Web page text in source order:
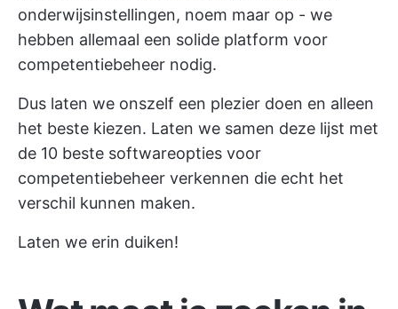
onderwijsinstellingen, noem maar op - we
hebben allemaal een solide platform voor
competentiebeheer nodig.
Dus laten we onszelf een plezier doen en alleen
het beste kiezen. Laten we samen deze lijst met
de 10 beste softwareopties voor
competentiebeheer verkennen die echt het
verschil kunnen maken.
Laten we erin duiken!